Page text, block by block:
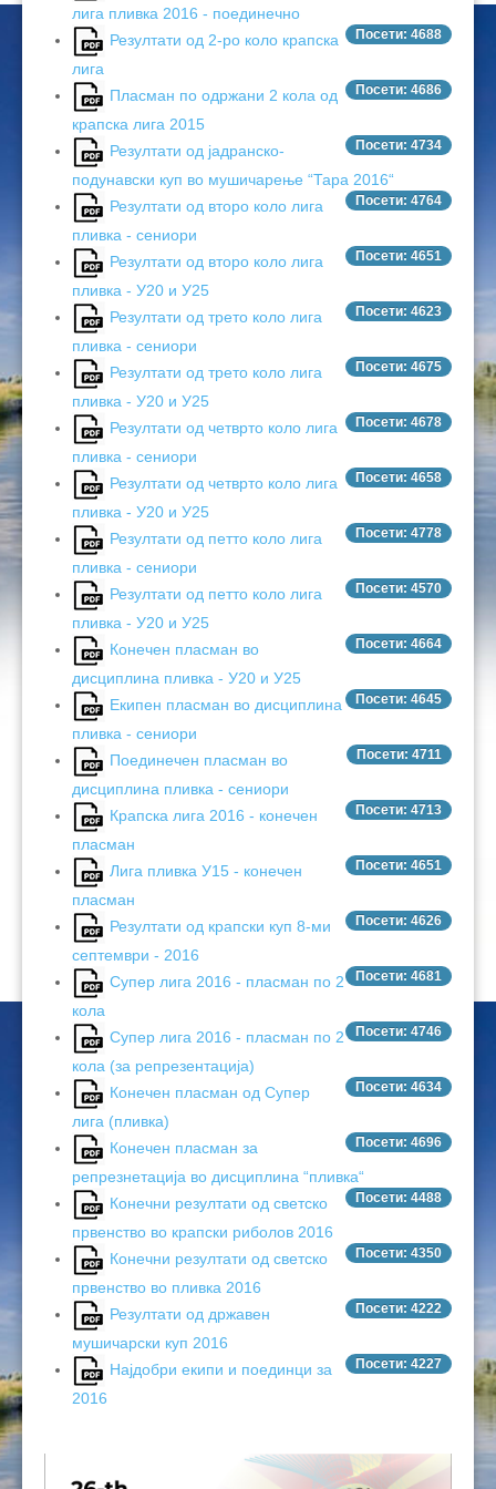
лига пливка 2016 - поединечно
Посети: 4688
Резултати од 2-ро коло крапска
лига
Посети: 4686
Пласман по одржани 2 кола од
крапска лига 2015
Посети: 4734
Резултати од јадранско-
подунавски куп во мушичарење “Тара 2016“
Посети: 4764
Резултати од второ коло лига
пливка - сениори
Посети: 4651
Резултати од второ коло лига
пливка - У20 и У25
Посети: 4623
Резултати од трето коло лига
пливка - сениори
Посети: 4675
Резултати од трето коло лига
пливка - У20 и У25
Посети: 4678
Резултати од четврто коло лига
пливка - сениори
Посети: 4658
Резултати од четврто коло лига
пливка - У20 и У25
Посети: 4778
Резултати од петто коло лига
пливка - сениори
Посети: 4570
Резултати од петто коло лига
пливка - У20 и У25
Посети: 4664
Конечен пласман во
дисциплина пливка - У20 и У25
Посети: 4645
Екипен пласман во дисциплина
пливка - сениори
Посети: 4711
Поединечен пласман во
дисциплина пливка - сениори
Посети: 4713
Крапска лига 2016 - конечен
пласман
Посети: 4651
Лига пливка У15 - конечен
пласман
Посети: 4626
Резултати од крапски куп 8-ми
септември - 2016
Посети: 4681
Супер лига 2016 - пласман по 2
кола
Посети: 4746
Супер лига 2016 - пласман по 2
кола (за репрезентација)
Посети: 4634
Конечен пласман од Супер
лига (пливка)
Посети: 4696
Конечен пласман за
репрезнетација во дисциплина “пливка“
Посети: 4488
Конечни резултати од светско
првенство во крапски риболов 2016
Посети: 4350
Конечни резултати од светско
првенство во пливка 2016
Посети: 4222
Резултати од државен
мушичарски куп 2016
Посети: 4227
Најдобри екипи и поединци за
2016
ЦЕНОВНИЦИ 2020
ЦЕНОВНИЦИ 2018
ЦЕНОВНИЦИ 2017
ЦЕНОВНИЦИ 2016